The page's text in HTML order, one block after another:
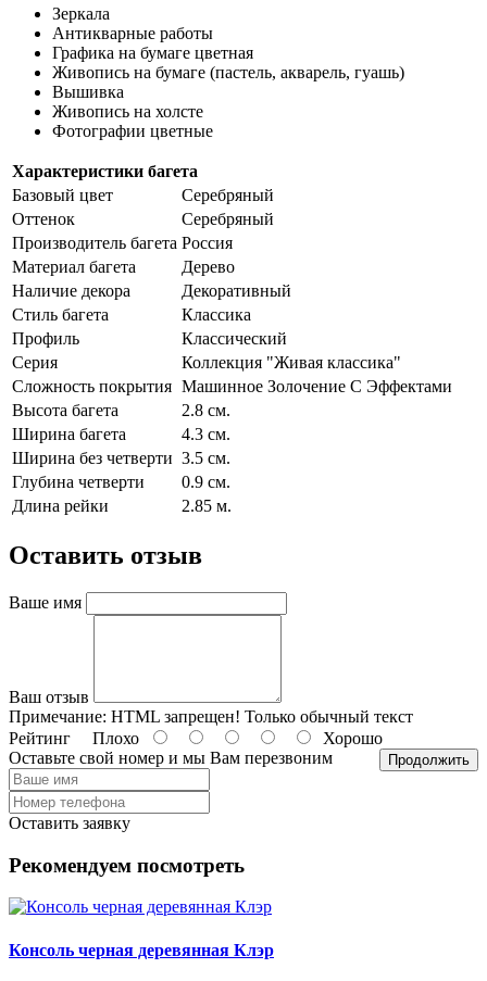
Зеркала
Антикварные работы
Графика на бумаге цветная
Живопись на бумаге (пастель, акварель, гуашь)
Вышивка
Живопись на холсте
Фотографии цветные
Характеристики багета
Базовый цвет
Серебряный
Оттенок
Серебряный
Производитель багета Россия
Материал багета
Дерево
Наличие декора
Декоративный
Стиль багета
Классика
Профиль
Классический
Серия
Коллекция "Живая классика"
Сложность покрытия Машинное Золочение С Эффектами
Высота багета
2.8 см.
Ширина багета
4.3 см.
Ширина без четверти 3.5 см.
Глубина четверти
0.9 см.
Длина рейки
2.85 м.
Оставить отзыв
Ваше имя
Ваш отзыв
Примечание: HTML запрещен! Только обычный текст
Рейтинг Плохо Хорошо
Продолжить
Оставьте свой номер и мы Вам перезвоним
Оставить заявку
Рекомендуем посмотреть
Консоль черная деревянная Клэр